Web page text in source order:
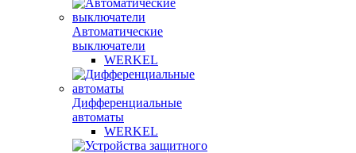
Автоматические
выключатели
WERKEL
Дифференциальные
автоматы
WERKEL